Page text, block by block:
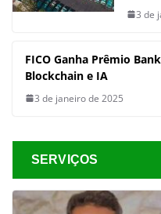
3 de
FICO Ganha Prêmio
Blockchain e IA
3 de janeiro de 2025
SERVIÇOS